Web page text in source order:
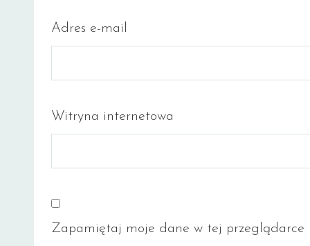
Adres e-mail
Witryna internetowa
Zapamiętaj moje dane w tej przeglądarce